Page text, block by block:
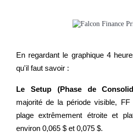
Des rendements élevés et un
En regardant le graphique 4
qu'il faut savoir :
Le Setup (Phase de
majorité de la période visible,
plage extrêmement étroite et
environ 0,065 $ et 0,075 $.